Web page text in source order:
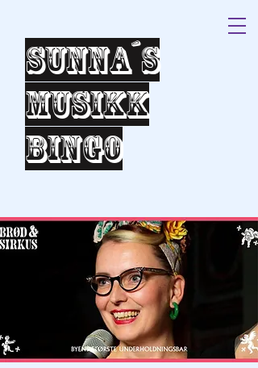
Sunna´s
Musikk
bingo